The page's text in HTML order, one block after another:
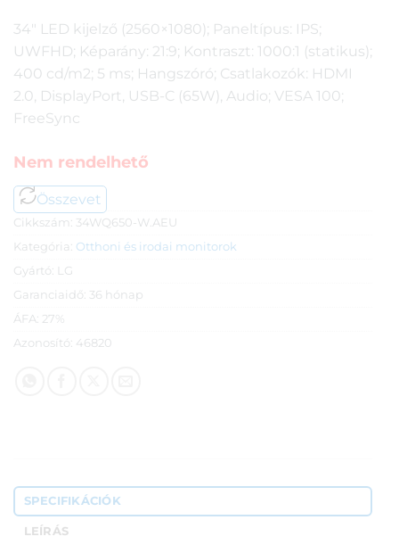
34″ LED kijelző (2560×1080); Paneltípus: IPS;
UWFHD; Képarány: 21:9; Kontraszt: 1000:1 (statikus);
400 cd/m2; 5 ms; Hangszóró; Csatlakozók: HDMI
2.0, DisplayPort, USB-C (65W), Audio; VESA 100;
FreeSync
Nem rendelhető
Összevet
Cikkszám: 34WQ650-W.AEU
Kategória: Otthoni és irodai monitorok
Gyártó: LG
Garanciaidő: 36 hónap
ÁFA: 27%
Azonosító: 46820
SPECIFIKÁCIÓK
LEÍRÁS